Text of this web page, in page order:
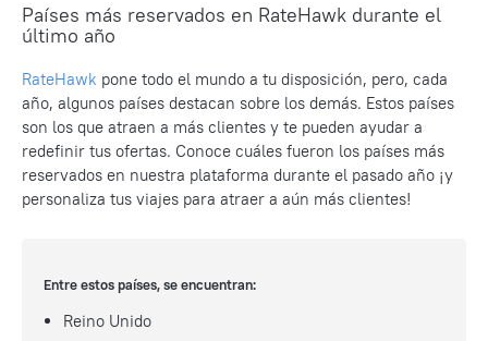
Países más reservados en RateHawk durante el
último año
RateHawk pone todo el mundo a tu disposición, pero, cada
año, algunos países destacan sobre los demás. Estos países
son los que atraen a más clientes y te pueden ayudar a
redefinir tus ofertas. Conoce cuáles fueron los países más
reservados en nuestra plataforma durante el pasado año ¡y
personaliza tus viajes para atraer a aún más clientes!
Entre estos países, se encuentran:
Reino Unido